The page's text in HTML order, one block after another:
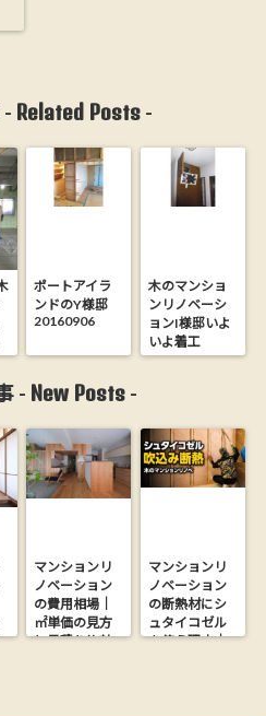
Related Posts-
ポートアイラ
ンドのY様邸
20160906
木のマンショ
ンリノベーシ
ョンI様邸いよ
いよ着工
- New Posts -
マンションリ
ノベーション
の費用相場｜
㎡単価の見方
と見積り比較
マンションリ
ノベーション
の断熱材にシ
ュタイコゼル
を使う理由｜